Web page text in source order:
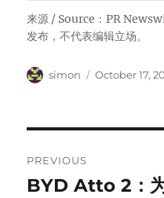
来源 / Source：PR
发布，不代表编辑立场。
Author
simon
Posted
October 17,
navigation
PREVIOUS
Previous
BYD Atto 2：